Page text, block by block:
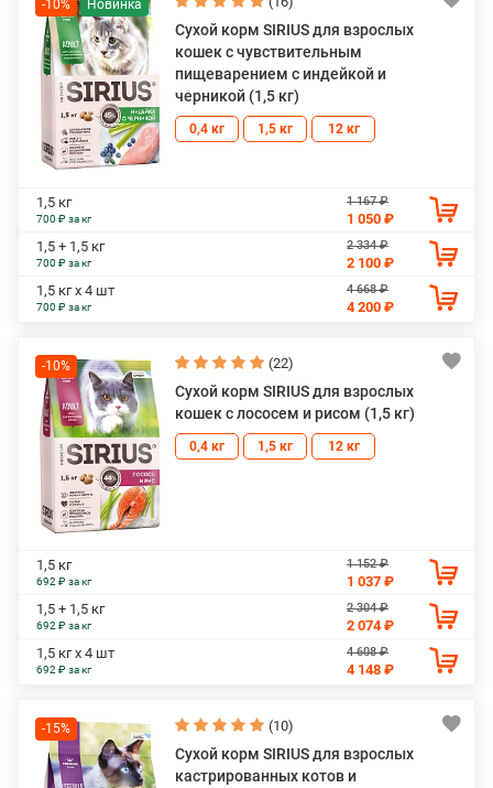
-10%
Сухой корм SIRIUS для взрослых
кошек с чувствительным
пищеварением с индейкой и
черникой (1,5 кг)
0,4 кг 1,5 кг 12 кг
1,5 кг
700 ₽ за кг
1 167 ₽
1 050 ₽
1,5 + 1,5 кг
700 ₽ за кг
2 334 ₽
2 100 ₽
1,5 кг х 4 шт
700 ₽ за кг
4 668 ₽
4 200 ₽
-10% (22)
Сухой корм SIRIUS для взрослых
кошек с лососем и рисом (1,5 кг)
0,4 кг 1,5 кг 12 кг
1,5 кг
692 ₽ за кг
1 152 ₽
1 037 ₽
1,5 + 1,5 кг
692 ₽ за кг
2 304 ₽
2 074 ₽
1,5 кг х 4 шт
692 ₽ за кг
4 608 ₽
4 148 ₽
-15% (10)
Сухой корм SIRIUS для взрослых
кастрированных котов и